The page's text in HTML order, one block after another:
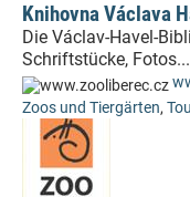
Knihovna Václava
Die Václav-Havel-
Schriftstücke, Fotos...
Zoos und Tiergärten,